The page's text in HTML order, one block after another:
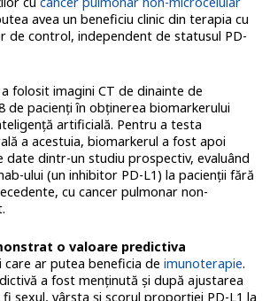
avea un beneficiu clinic din terapia cu
de control, independent de statusul PD-
folosit imagini CT de dinainte de
de pacienți în obținerea biomarkerului
artificială. Pentru a testa
a acestuia, biomarkerul a fost apoi
date dintr-un studiu prospectiv, evaluând
ului (un inhibitor PD-L1) la pacienții fără
cu cancer pulmonar non-
o valoare predictiva
care ar putea beneficia de imunoterapie.
a fost menținută și după ajustarea
sexul, vârsta și scorul proporției PD-L1 la